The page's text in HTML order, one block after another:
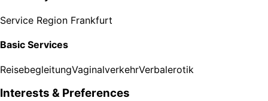
Service Region Frankfurt
Basic Services
ReisebegleitungVaginalverkehrVerbalerotik
Interests & Preferences